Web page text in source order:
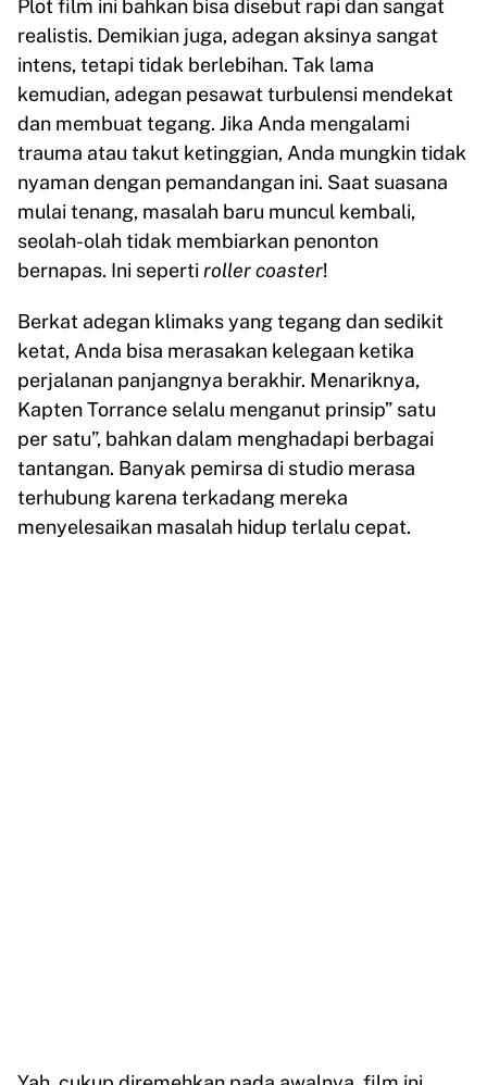
Plot film ini bahkan bisa disebut rapi dan sangat
realistis. Demikian juga, adegan aksinya sangat
intens, tetapi tidak berlebihan. Tak lama
kemudian, adegan pesawat turbulensi mendekat
dan membuat tegang. Jika Anda mengalami
trauma atau takut ketinggian, Anda mungkin tidak
nyaman dengan pemandangan ini. Saat suasana
mulai tenang, masalah baru muncul kembali,
seolah-olah tidak membiarkan penonton
bernapas. Ini seperti roller coaster!
Berkat adegan klimaks yang tegang dan sedikit
ketat, Anda bisa merasakan kelegaan ketika
perjalanan panjangnya berakhir. Menariknya,
Kapten Torrance selalu menganut prinsip” satu
per satu”, bahkan dalam menghadapi berbagai
tantangan. Banyak pemirsa di studio merasa
terhubung karena terkadang mereka
menyelesaikan masalah hidup terlalu cepat.